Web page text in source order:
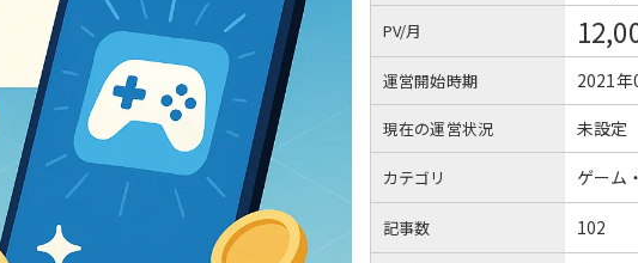
PV/月
運営開始時期 2021年
現在の運営状況 未設定
カテゴリ ゲーム
記事数 102